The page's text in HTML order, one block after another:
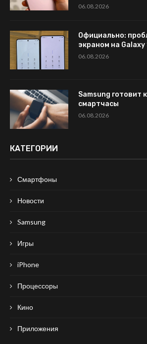
06.08.2026
Официально:
экраном на Galaxy
06.08.2026
Samsung готовит
смартчасы
06.08.2026
КАТЕГОРИИ
Смартфоны
Новости
Samsung
Игры
iPhone
Процессоры
Кино
Приложения